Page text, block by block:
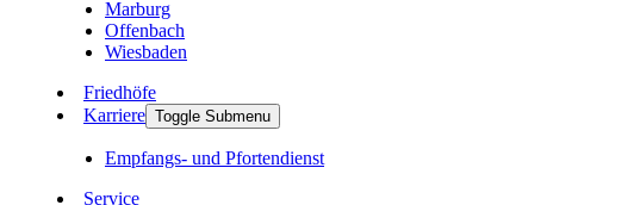
Marburg
Offenbach
Wiesbaden
Friedhöfe
Karriere Toggle Submenu
Empfangs- und Pfortendienst
Service